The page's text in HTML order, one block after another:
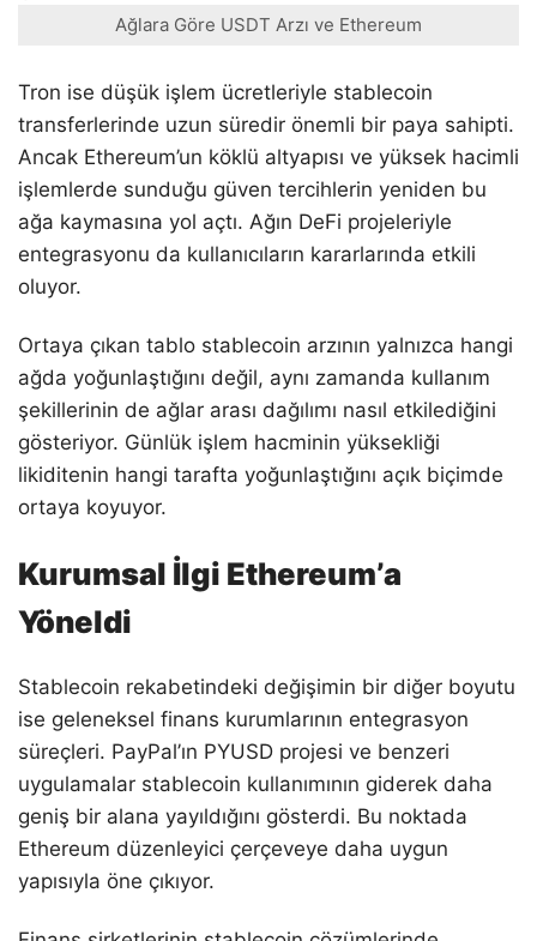
Ağlara Göre USDT Arzı ve Ethereum
Tron ise düşük işlem ücretleriyle stablecoin
transferlerinde uzun süredir önemli bir paya sahipti.
Ancak Ethereum’un köklü altyapısı ve yüksek hacimli
işlemlerde sunduğu güven tercihlerin yeniden bu
ağa kaymasına yol açtı. Ağın DeFi projeleriyle
entegrasyonu da kullanıcıların kararlarında etkili
oluyor.
Ortaya çıkan tablo stablecoin arzının yalnızca hangi
ağda yoğunlaştığını değil, aynı zamanda kullanım
şekillerinin de ağlar arası dağılımı nasıl etkilediğini
gösteriyor. Günlük işlem hacminin yüksekliği
likiditenin hangi tarafta yoğunlaştığını açık biçimde
ortaya koyuyor.
Kurumsal İlgi Ethereum’a
Yöneldi
Stablecoin rekabetindeki değişimin bir diğer boyutu
ise geleneksel finans kurumlarının entegrasyon
süreçleri. PayPal’ın PYUSD projesi ve benzeri
uygulamalar stablecoin kullanımının giderek daha
geniş bir alana yayıldığını gösterdi. Bu noktada
Ethereum düzenleyici çerçeveye daha uygun
yapısıyla öne çıkıyor.